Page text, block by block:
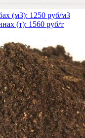
(м3): 1250 руб/м3
(т): 1560 руб/т